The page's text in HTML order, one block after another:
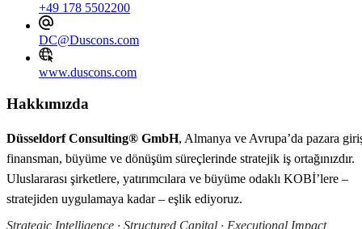
+49 178 5502200
DC@Duscons.com
www.duscons.com
Hakkımızda
Düsseldorf Consulting® GmbH, Almanya ve Avrupa’da pazara
finansman, büyüme ve dönüşüm süreçlerinde stratejik iş ortağınızdır.
Uluslararası şirketlere, yatırımcılara ve büyüme odaklı KOBİ’lere –
stratejiden uygulamaya kadar – eşlik ediyoruz.
Strategic Intelligence · Structured Capital · Executional Impact